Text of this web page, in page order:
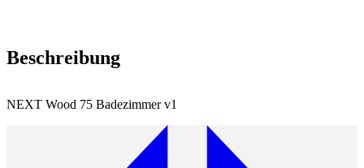
Beschreibung
NEXT Wood 75 Badezimmer v1